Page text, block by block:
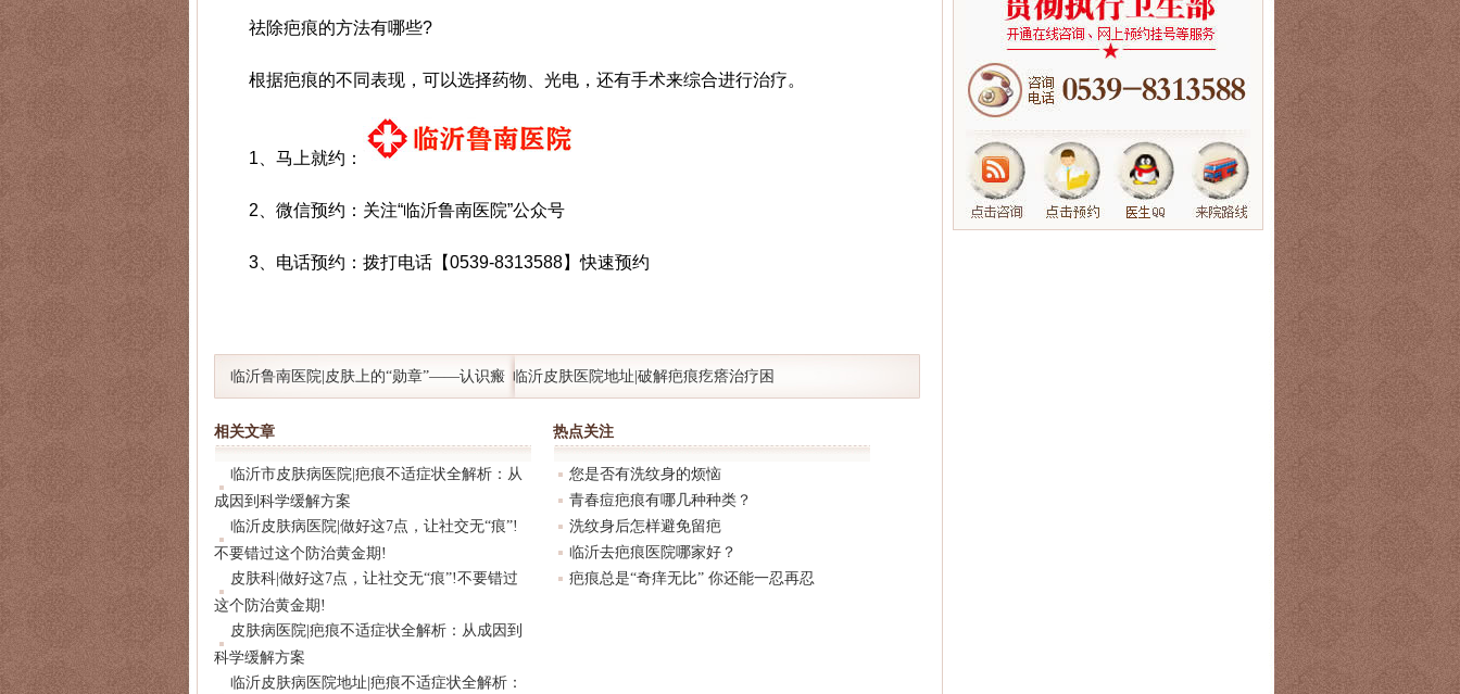
祛除疤痕的方法有哪些?
根据疤痕的不同表现，可以选择药物、光电，还有手术来综合进行治疗。
1、马上就约：
2、微信预约：关注“临沂鲁南医院”公众号
3、电话预约：拨打电话【0539-8313588】快速预约
临沂鲁南医院|皮肤上的“勋章”——认识瘢
痕的临床表现与治疗
临沂皮肤医院地址|破解疤痕疙瘩治疗困
境：前沿疗法一文总结!
相关文章
临沂市皮肤病医院|疤痕不适症状全解析：从
成因到科学缓解方案
临沂皮肤病医院|做好这7点，让社交无“痕”!
不要错过这个防治黄金期!
皮肤科|做好这7点，让社交无“痕”!不要错过
这个防治黄金期!
皮肤病医院|疤痕不适症状全解析：从成因到
科学缓解方案
临沂皮肤病医院地址|疤痕不适症状全解析：
热点关注
您是否有洗纹身的烦恼
青春痘疤痕有哪几种种类？
洗纹身后怎样避免留疤
临沂去疤痕医院哪家好？
疤痕总是“奇痒无比” 你还能一忍再忍